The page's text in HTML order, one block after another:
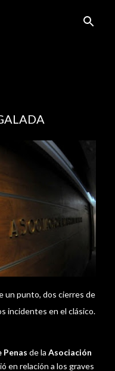
un punto, dos cierres de
incidentes en el clásico.
Penas de la Asociación
en relación a los graves